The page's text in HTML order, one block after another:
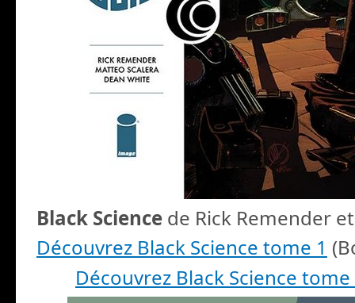
Black Sciencede Rick Remender
Découvrez Black Science tome 1
Découvrez Black Science tome